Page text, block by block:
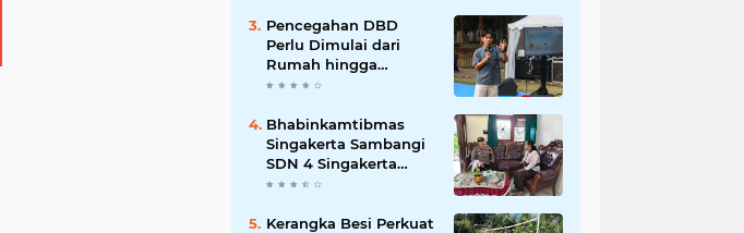
Pencegahan DBD
Perlu Dimulai dari
Rumah hingga
Lingkungan Sekolah
Bhabinkamtibmas
Singakerta Sambangi
SDN 4 Singakerta
Edukasi Pencegahan
Kerangka Besi Perkuat